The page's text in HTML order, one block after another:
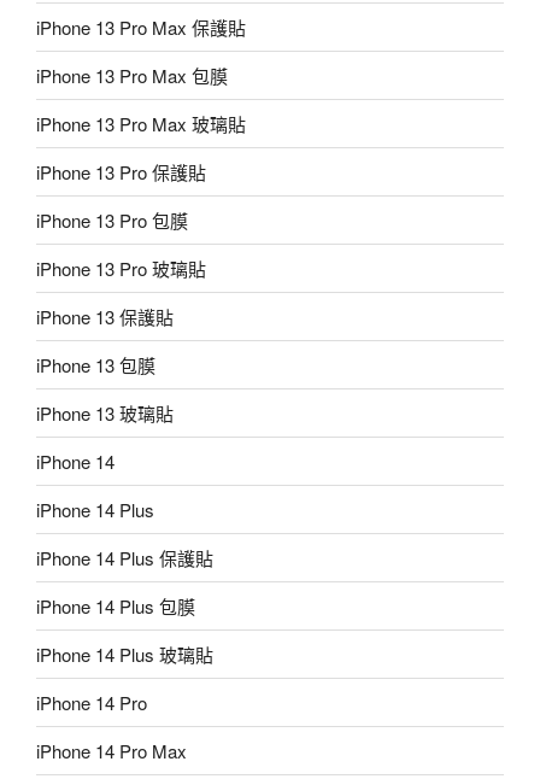
iPhone 13 Pro Max 保護貼
iPhone 13 Pro Max 包膜
iPhone 13 Pro Max 玻璃貼
iPhone 13 Pro 保護貼
iPhone 13 Pro 包膜
iPhone 13 Pro 玻璃貼
iPhone 13 保護貼
iPhone 13 包膜
iPhone 13 玻璃貼
iPhone 14
iPhone 14 Plus
iPhone 14 Plus 保護貼
iPhone 14 Plus 包膜
iPhone 14 Plus 玻璃貼
iPhone 14 Pro
iPhone 14 Pro Max